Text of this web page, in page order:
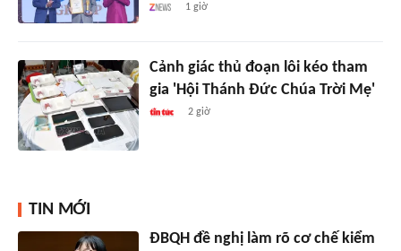
1 giờ
Cảnh giác thủ đoạn lôi kéo tham
gia 'Hội Thánh Đức Chúa Trời Mẹ'
2 giờ
TIN MỚI
ĐBQH đề nghị làm rõ cơ chế kiểm